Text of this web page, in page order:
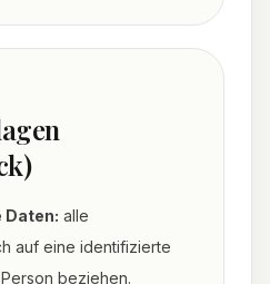
Daten: alle
auf eine identifizierte
beziehen.